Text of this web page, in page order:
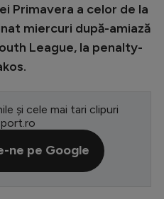
Primavera a celor de la
miercuri după-amiază
League, la penalty-
și cele mai tari clipuri
ne pe Google